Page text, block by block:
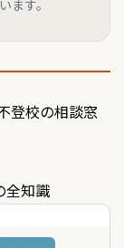
ます。
登校の相談窓
全知識